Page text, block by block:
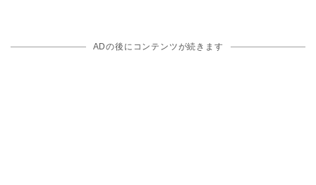
ADの後にコンテンツが続きます